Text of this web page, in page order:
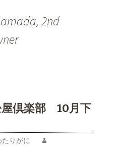
2nd
倶楽部 10月下
たりがに